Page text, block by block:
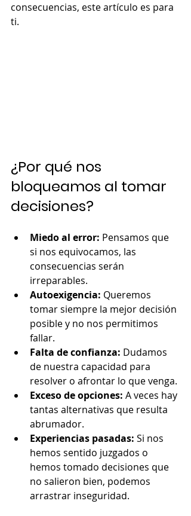
consecuencias, este artículo es para
ti.
¿Por qué nos
bloqueamos al tomar
decisiones?
Miedo al error: Pensamos que
si nos equivocamos, las
consecuencias serán
irreparables.
Autoexigencia: Queremos
tomar siempre la mejor decisión
posible y no nos permitimos
fallar.
Falta de confianza: Dudamos
de nuestra capacidad para
resolver o afrontar lo que venga.
Exceso de opciones: A veces hay
tantas alternativas que resulta
abrumador.
Experiencias pasadas: Si nos
hemos sentido juzgados o
hemos tomado decisiones que
no salieron bien, podemos
arrastrar inseguridad.